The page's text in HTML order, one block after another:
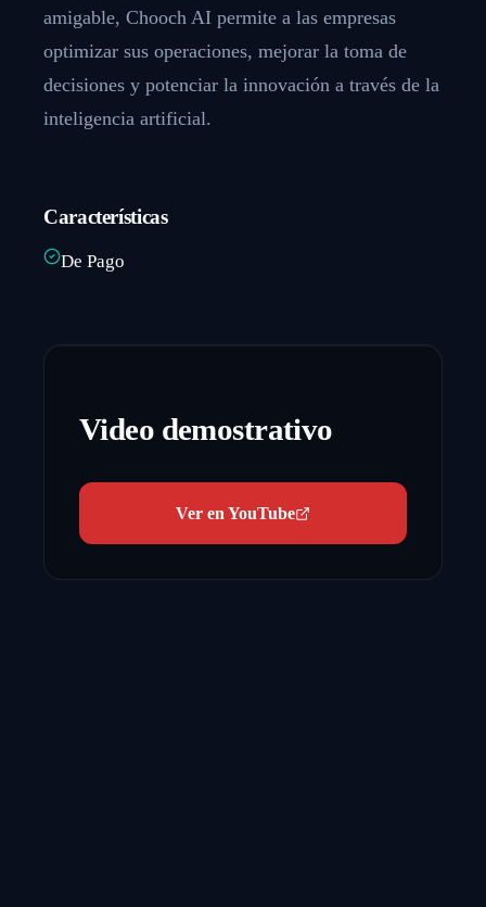
amigable, Chooch AI permite a las empresas
optimizar sus operaciones, mejorar la toma de
decisiones y potenciar la innovación a través de la
inteligencia artificial.
Características
De Pago
Video demostrativo
Ver en YouTube